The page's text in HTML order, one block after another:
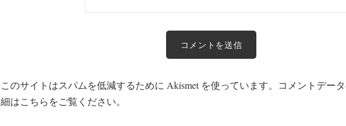
このサイトはスパムを低減するために Akismet を使っています。 コメントデー
細はこちらをご覧ください。